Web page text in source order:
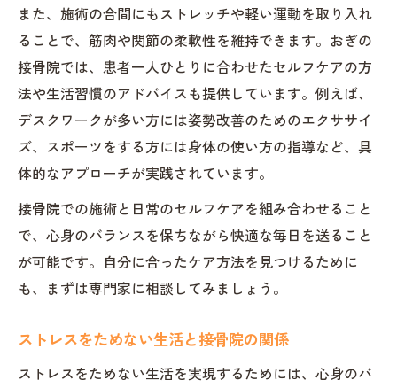
また、施術の合間にもストレッチや軽い運動を取り入れ
ることで、筋肉や関節の柔軟性を維持できます。おぎの
接骨院では、患者一人ひとりに合わせたセルフケアの方
法や生活習慣のアドバイスも提供しています。例えば、
デスクワークが多い方には姿勢改善のためのエクササイ
ズ、スポーツをする方には身体の使い方の指導など、具
体的なアプローチが実践されています。
接骨院での施術と日常のセルフケアを組み合わせること
で、心身のバランスを保ちながら快適な毎日を送ること
が可能です。自分に合ったケア方法を見つけるために
も、まずは専門家に相談してみましょう。
ストレスをためない生活と接骨院の関係
ストレスをためない生活を実現するためには、心身のバ